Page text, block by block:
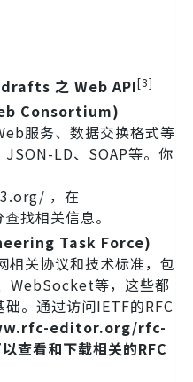
之 Web API[3]
Consortium)
服务、数据交换格式等
LD、SOAP等。你
，在
找相关信息。
Task Force)
相关协议和技术标准，包
WebSocket等，这些都
。通过访问IETF的RFC
editor.org/rfc-
查看和下载相关的RFC